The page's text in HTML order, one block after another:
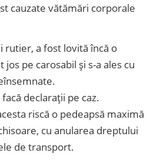
cauzate vătămări corporale
rutier, a fost lovită încă o
jos pe carosabil și s-a ales cu
declarații pe caz.
riscă o pedeapsă maximă
cu anularea dreptului
de transport.